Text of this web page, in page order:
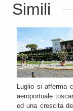
Simili
Luglio si afferma
aeroportuale
ed una crescita